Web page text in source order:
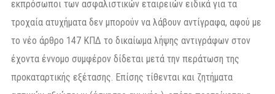
εκπρόσωποι των ασφαλιστικών εταιρειών ειδικά για τα
τροχαία ατυχήματα δεν μπορούν να λάβουν αντίγραφα, αφού με
το νέο άρθρο 147 ΚΠΔ το δικαίωμα λήψης αντιγράφων στον
έχοντα έννομο συμφέρον δίδεται μετά την περάτωση της
προκαταρτικής εξέτασης. Επίσης τίθενται και ζητήματα